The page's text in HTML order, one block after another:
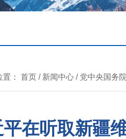
： 首页 / 新闻中心 / 党中央国务院
在听取新疆